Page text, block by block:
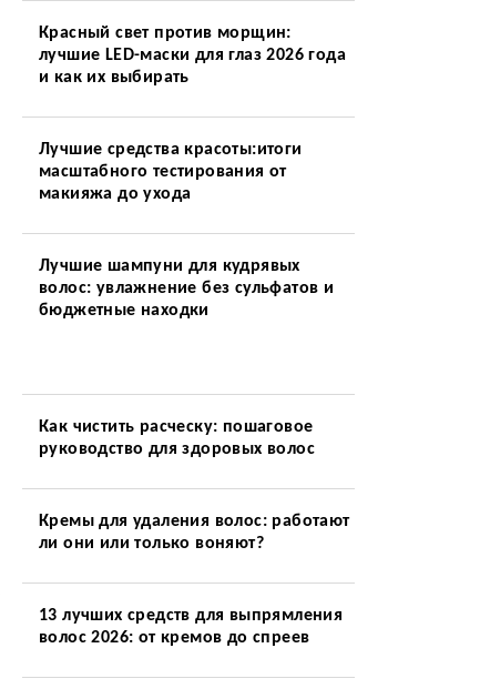
Красный свет против морщин:
лучшие LED-маски для глаз 2026 года
и как их выбирать
Лучшие средства красоты:итоги
масштабного тестирования от
макияжа до ухода
Лучшие шампуни для кудрявых
волос: увлажнение без сульфатов и
бюджетные находки
Как чистить расческу: пошаговое
руководство для здоровых волос
Кремы для удаления волос: работают
ли они или только воняют?
13 лучших средств для выпрямления
волос 2026: от кремов до спреев